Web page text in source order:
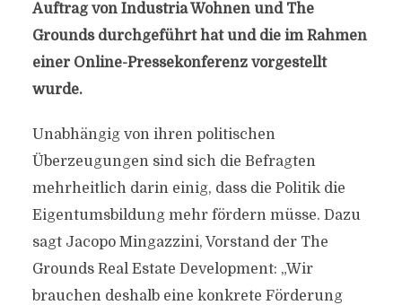
Auftrag von Industria Wohnen und The
Grounds durchgeführt hat und die im Rahmen
einer Online-Pressekonferenz vorgestellt
wurde.
Unabhängig von ihren politischen
Überzeugungen sind sich die Befragten
mehrheitlich darin einig, dass die Politik die
Eigentumsbildung mehr fördern müsse. Dazu
sagt Jacopo Mingazzini, Vorstand der The
Grounds Real Estate Development: „Wir
brauchen deshalb eine konkrete Förderung